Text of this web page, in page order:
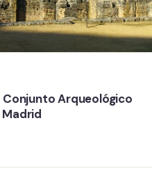
Conjunto Arqueológico